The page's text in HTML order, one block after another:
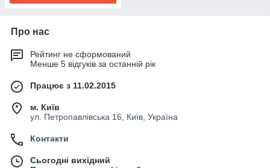
Про нас
Рейтинг не сформований
Менше 5 відгуків за останній рік
Працює з 11.02.2015
м. Київ
ул. Петропавлівська 16, Київ, Україна
Контакти
Сьогодні вихідний